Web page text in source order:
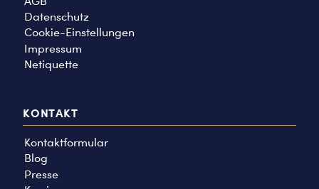
Datenschutz
Cookie-Einstellungen
Impressum
Netiquette
KONTAKT
Kontaktformular
Blog
Presse